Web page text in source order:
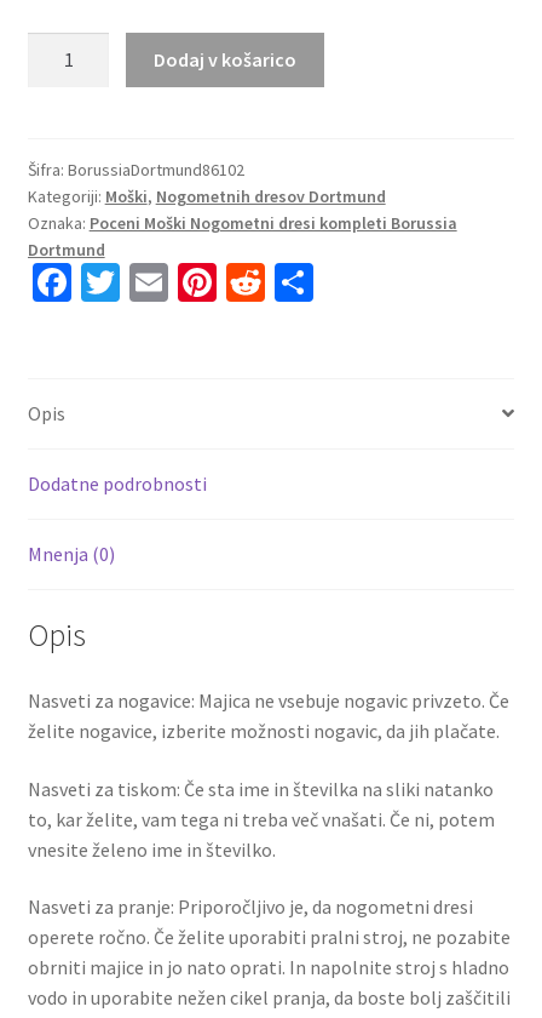
kompleti
Borussia
Dortmund
Domači
2023-
2
Dodaj v košarico
Šifra: BorussiaDortmund86102
Kategoriji: Moški, Nogometnih dresov Dortmund
Oznaka: Poceni Moški Nogometni dresi kompleti Borussia
Dortmund
Fa
k
T E Pi R S
Opis
Dodatne podrobnosti
Mnenja (0)
Opis
Nasveti za nogavice: Majica ne vsebuje nogavic privzeto. Če
želite nogavice, izberite možnosti nogavic, da jih plačate.
Nasveti za tiskom: Če sta ime in številka na sliki natanko
to, kar želite, vam tega ni treba več vnašati. Če ni, potem
vnesite želeno ime in številko.
Nasveti za pranje: Priporočljivo je, da nogometni dresi
operete ročno. Če želite uporabiti pralni stroj, ne pozabite
obrniti majice in jo nato oprati. In napolnite stroj s hladno
vodo in uporabite nežen cikel pranja, da boste bolj zaščitili